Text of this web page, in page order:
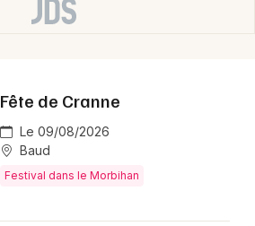
Fête de Cranne
Le 09/08/2026
Baud
Festival dans le Morbihan